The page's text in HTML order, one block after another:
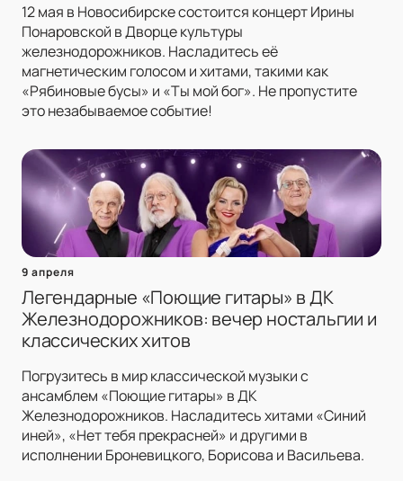
12 мая в Новосибирске состоится концерт Ирины
Понаровской в Дворце культуры
железнодорожников. Насладитесь её
магнетическим голосом и хитами, такими как
«Рябиновые бусы» и «Ты мой бог». Не пропустите
это незабываемое событие!
9 апреля
Легендарные «Поющие гитары» в ДК
Железнодорожников: вечер ностальгии и
классических хитов
Погрузитесь в мир классической музыки с
ансамблем «Поющие гитары» в ДК
Железнодорожников. Насладитесь хитами «Синий
иней», «Нет тебя прекрасней» и другими в
исполнении Броневицкого, Борисова и Васильева.